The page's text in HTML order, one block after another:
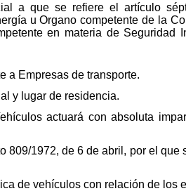
a que se refiere el artículo
u Organo competente de la
en materia de Seguridad
a Empresas de transporte.
y lugar de residencia.
actuará con absoluta
1972, de 6 de abril, por el que
de vehículos con relación de los